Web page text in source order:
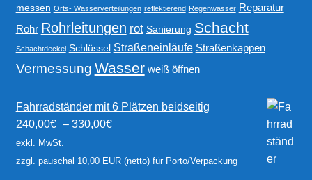
messen Orts- Wasserverteilungen reflektierend Regenwasser Reparatur
Rohr Rohrleitungen rot Sanierung Schacht
Schachtdeckel Schlüssel Straßeneinläufe Straßenkappen
Vermessung Wasser weiß öffnen
Fahrradständer mit 6 Plätzen beidseitig
240,00€ – 330,00€
exkl. MwSt.
zzgl. pauschal 10,00 EUR (netto) für Porto/Verpackung